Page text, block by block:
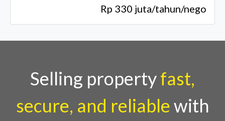
Rp 330 juta/tahun/nego
Selling propertyfast,
secure, and reliablewith